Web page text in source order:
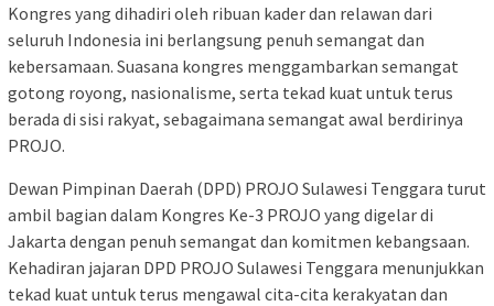
Kongres yang dihadiri oleh ribuan kader dan relawan dari
seluruh Indonesia ini berlangsung penuh semangat dan
kebersamaan. Suasana kongres menggambarkan semangat
gotong royong, nasionalisme, serta tekad kuat untuk terus
berada di sisi rakyat, sebagaimana semangat awal berdirinya
PROJO.
Dewan Pimpinan Daerah (DPD) PROJO Sulawesi Tenggara turut
ambil bagian dalam Kongres Ke-3 PROJO yang digelar di
Jakarta dengan penuh semangat dan komitmen kebangsaan.
Kehadiran jajaran DPD PROJO Sulawesi Tenggara menunjukkan
tekad kuat untuk terus mengawal cita-cita kerakyatan dan